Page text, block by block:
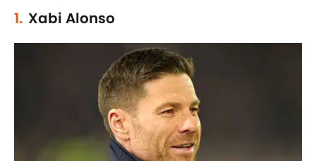
1. Xabi Alonso